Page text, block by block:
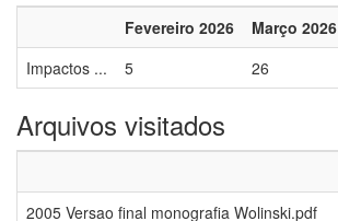
Fevereiro 2026 Março 2026
Impactos ...
5 26
Arquivos visitados
2005 Versao final monografia Wolinski.pdf